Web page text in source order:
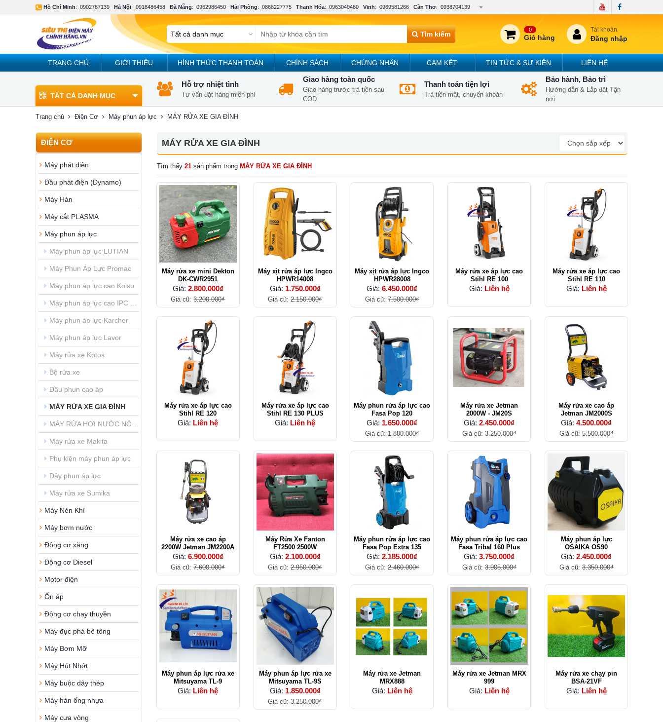
Hồ Chí Minh: 0902787139 Hà Nội: 0918486458 Đà Nẵng: 0962986450 Hải Phòng: 0868227775 Thanh Hóa: 0963040460 Vinh: 0969581266 Cần Thơ: 0938704139
Tìm kiếm
0
Giỏ hàng
Tài khoản
Đăng nhập
TRANG CHỦ GIỚI THIỆU HÌNH THỨC THANH TOÁN CHÍNH SÁCH CHỨNG NHẬN CAM KẾT TIN TỨC & SỰ KIỆN LIÊN HỆ
TẤT CẢ DANH MỤC
Hỗ trợ nhiệt tình
Tư vấn đặt hàng miễn phí
Giao hàng toàn quốc
Giao hàng trước trả tiền sau
COD
Thanh toán tiện lợi
Trả tiền mặt, chuyển khoản
Bảo hành, Bảo trì
Hướng dẫn & Lắp đặt Tận
nơi
Trang chủ Điện Cơ Máy phun áp lực MÁY RỬA XE GIA ĐÌNH
ĐIỆN CƠ
Máy phát điện
Đầu phát điện (Dynamo)
Máy Hàn
Máy cắt PLASMA
Máy phun áp lực
Máy phun áp lực LUTIAN
Máy Phun Áp Lực Promac
Máy phun áp lực cao Koisu
Máy phun áp lực cao IPC (Ý)
Máy phun áp lực Karcher
Máy phun áp lực Lavor
Máy rửa xe Kotos
Bộ rửa xe
Đầu phun cao áp
MÁY RỬA XE GIA ĐÌNH
MÁY RỬA HƠI NƯỚC NÓNG
Máy rửa xe Makita
Phụ kiện máy phun áp lực
Dây phun áp lực
Máy rửa xe Sumika
Máy Nén Khí
Máy bơm nước
Động cơ xăng
Động cơ Diesel
Motor điện
Ổn áp
Động cơ chạy thuyền
Máy đục phá bê tông
Máy Bơm Mỡ
Máy Hút Nhớt
Máy buộc dây thép
Máy hàn ống nhựa
Máy cưa vòng
MÁY RỬA XE GIA ĐÌNH
Tìm thấy 21 sản phẩm trong MÁY RỬA XE GIA ĐÌNH
Máy rửa xe mini Dekton
DK-CWR2951
Giá: 2.800.000₫
Giá cũ:3.200.000₫
Máy xịt rửa áp lực Ingco
HPWR14008
Giá: 1.750.000₫
Giá cũ:2.150.000₫
Máy xịt rửa áp lực Ingco
HPWR28008
Giá:6.450.000₫
Giá cũ: 7.500.000₫
Máy rửa xe áp lực cao
Stihl RE 100
Giá: Liên hệ
Máy rửa xe áp lực cao
Stihl RE 110
Giá: Liên hệ
Máy rửa xe áp lực cao
Stihl RE 120
Giá: Liên hệ
Máy rửa xe áp lực cao
Stihl RE 130 PLUS
Giá: Liên hệ
Máy phun rửa áp lực cao
Fasa Pop 120
Giá: 1.650.000₫
Giá cũ: 1.800.000₫
Máy rửa xe Jetman
2000W - JM20S
Giá:2.450.000₫
Giá cũ:3.250.000₫
Máy rửa xe cao áp
Jetman JM2000S
Giá:4.500.000₫
Giá cũ:5.500.000₫
Máy rửa xe cao áp
2200W Jetman JM2200A
Giá: 6.900.000₫
Giá cũ:7.600.000₫
Máy Rửa Xe Fanton
FT2500 2500W
Giá: 2.100.000₫
Giá cũ:2.950.000₫
Máy phun rửa áp lực cao
Fasa Pop Extra 135
Giá:2.185.000₫
Giá cũ: 2.460.000₫
Máy phun rửa áp lực cao
Fasa Tribal 160 Plus
Giá:3.750.000₫
Giá cũ:3.905.000₫
Máy phun áp lực
OSAIKA OS90
Giá:2.450.000₫
Giá cũ:3.350.000₫
Máy phun áp lực rửa xe
Mitsuyama TL-9
Giá: Liên hệ
Máy phun áp lực rửa xe
Mitsuyama TL-9S
Giá: 1.850.000₫
Giá cũ:3.250.000₫
Máy rửa xe Jetman
MRX888
Giá: Liên hệ
Máy rửa xe Jetman MRX
999
Giá: Liên hệ
Máy rửa xe chạy pin
BSA-21VF
Giá: Liên hệ